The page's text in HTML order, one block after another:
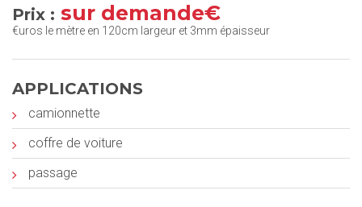
Prix : sur demande€
€uros le mètre en 120cm largeur et 3mm épaisseur
APPLICATIONS
camionnette
coffre de voiture
passage